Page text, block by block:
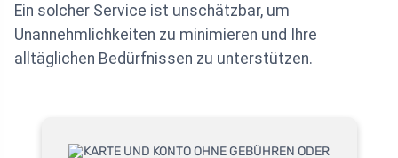
Ein solcher Service ist unschätzbar, um
Unannehmlichkeiten zu minimieren und Ihre
alltäglichen Bedürfnissen zu unterstützen.